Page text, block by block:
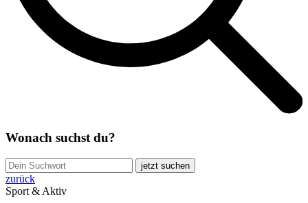
Wonach suchst du?
jetzt suchen
zurück
Sport & Aktiv